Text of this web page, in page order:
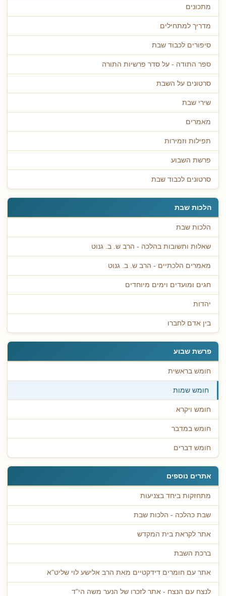
מתכונים
מדריך למתחילים
סיפורים לכבוד שבת
ספר התודה - על סדר פרשיות התורה
סרטונים על השבת
שירי שבת
מאמרים
תפילות וזמירות
פרשת השבוע
סרטונים לכבוד שבת
הלכות שבת
הלכות שבת
שאלות ותשובות בהלכה - הרב ש. ב. גנוט
מאמרים הלכתיים - הרב ש. ב. גנוט
חגים ומועדים וימים מיוחדים
יהדות
בין אדם לחברו
פרשת שבוע
חומש בראשית
חומש שמות
חומש ויקרא
חומש במדבר
חומש דברים
אתרים נוספים
מתחזקות ביחד בצניעות
שבת כהלכה - הלכות שבת
אתר לקראת בית המקדש
ברכת השבת
אתר עם חומרים דידקטיים מאת הרב אלישע לוי שליט"א
לנצח עם הנצח - אתר לזכרו של הנער משה הי"ד